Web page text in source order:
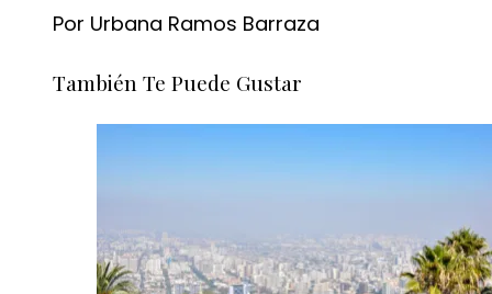
Por Urbana Ramos Barraza
También Te Puede Gustar